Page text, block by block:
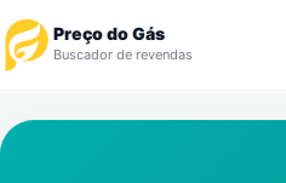
Preço do Gás
Buscador de revendas